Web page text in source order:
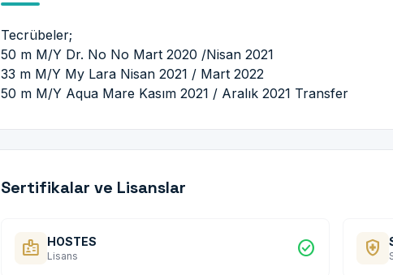
Tecrübeler;
50 m M/Y Dr. No No Mart 2020 /Nisan 2021
33 m M/Y My Lara Nisan 2021 / Mart 2022
50 m M/Y Aqua Mare Kasım 2021 / Aralık 2021 Transfer
Sertifikalar ve Lisanslar
badge HOSTES
Lisans check_circle health_and_safety